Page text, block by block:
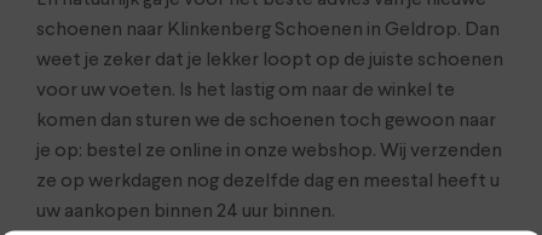
schoenen naar Klinkenberg Schoenen in Geldrop. Dan
weet je zeker dat je lekker loopt op de juiste schoenen
voor uw voeten. Is het lastig om naar de winkel te
komen dan sturen we de schoenen toch gewoon naar
je op: bestel ze online in onze webshop. Wij verzenden
ze op werkdagen nog dezelfde dag en meestal heeft u
uw aankopen binnen 24 uur binnen.